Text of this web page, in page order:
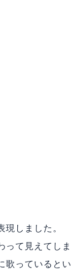
しました。
って見えてしま
歌っているとい